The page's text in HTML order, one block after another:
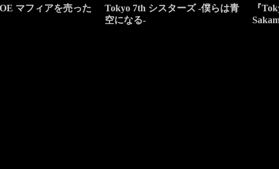
マフィアを売った
Tokyo 7th シスターズ -僕らは青
空になる-
『